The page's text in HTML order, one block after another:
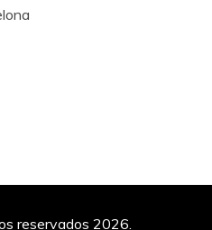
reservados 2026.